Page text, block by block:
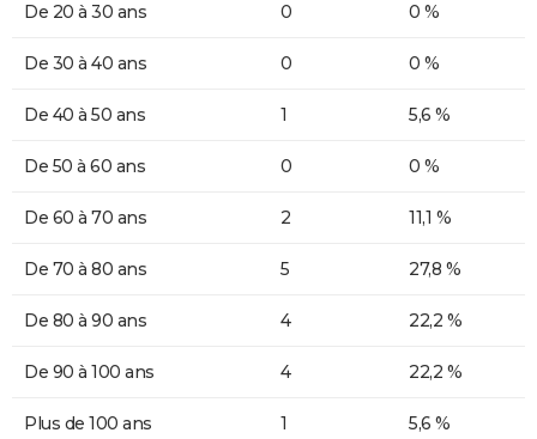
De 20 à 30 ans 0 0 %
De 30 à 40 ans 0 0 %
De 40 à 50 ans 1 5,6 %
De 50 à 60 ans 0 0 %
De 60 à 70 ans 2 11,1 %
De 70 à 80 ans 5 27,8 %
De 80 à 90 ans 4 22,2 %
De 90 à 100 ans 4 22,2 %
Plus de 100 ans 1 5,6 %